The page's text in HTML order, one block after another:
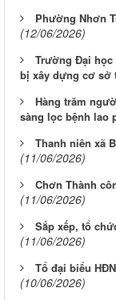
Phường Nhơn
(12/06/2026)
Trường Đại học
bị xây dựng cơ sở
Hàng trăm
sàng lọc bệnh lao
Thanh niên xã
(11/06/2026)
Chơn Thành
(11/06/2026)
Sắp xếp, tổ
(11/06/2026)
Tổ đại biểu
(10/06/2026)